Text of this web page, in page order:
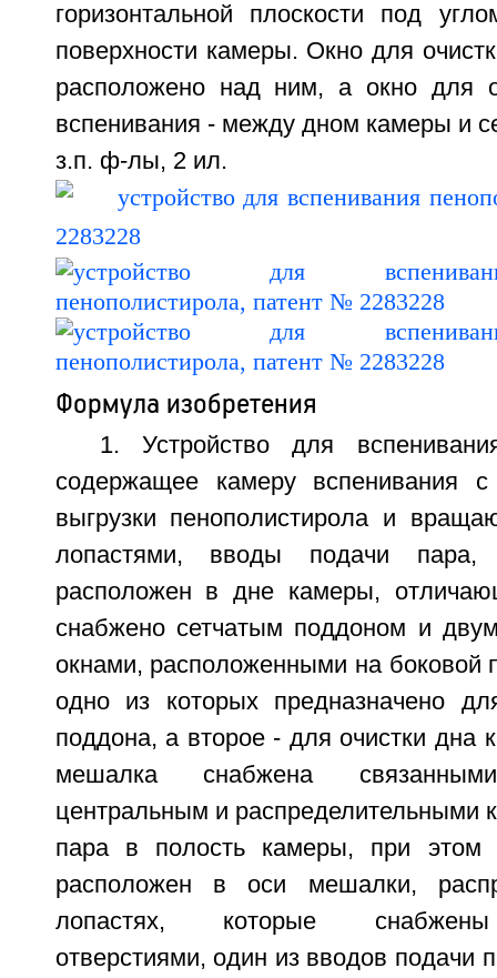
горизонтальной плоскости под
поверхности камеры. Окно для
расположено над ним, а окно для
вспенивания - между дном камеры и
з.п. ф-лы, 2 ил.
Формула изобретения
1. Устройство для
содержащее камеру вспенивания
выгрузки пенополистирола и
лопастями, вводы подачи
расположен в дне камеры,
снабжено сетчатым поддоном и
окнами, расположенными на боковой
одно из которых предназначено
поддона, а второе - для очистки дна
мешалка снабжена
центральным и распределительными
пара в полость камеры, при этом
расположен в оси мешалки,
лопастях, которые
отверстиями, один из вводов подачи